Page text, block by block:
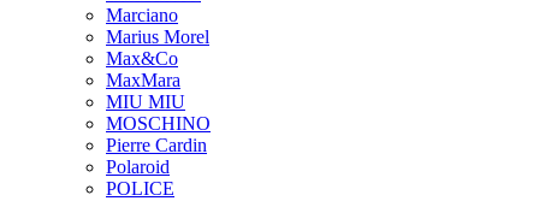
Marciano
Marius Morel
Max&Co
MaxMara
MIU MIU
MOSCHINO
Pierre Cardin
Polaroid
POLICE